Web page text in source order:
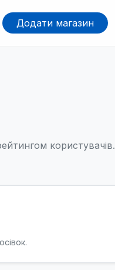
Додати магазин
користувачів.